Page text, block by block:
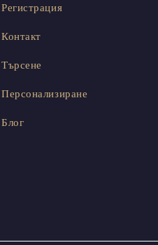
Регистрация
Контакт
Търсене
Персонализиране
Блог